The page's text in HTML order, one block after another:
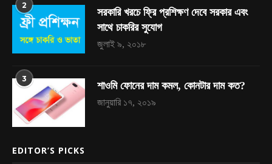
2
সরকারি খরচে ফ্রি প্রশিক্ষণ দেবে সরকার এবং
সাথে চাকরির সুযোগ
জুলাই ৯, ২০১৮
3
শাওমি ফোনের দাম কমল, কোনটার দাম কত?
জানুয়ারি ১৭, ২০১৯
EDITOR’S PICKS